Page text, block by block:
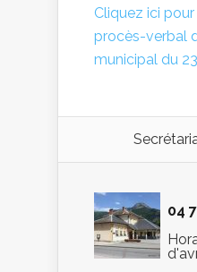
Cliquez ici
procès-verbal
municipal du
04